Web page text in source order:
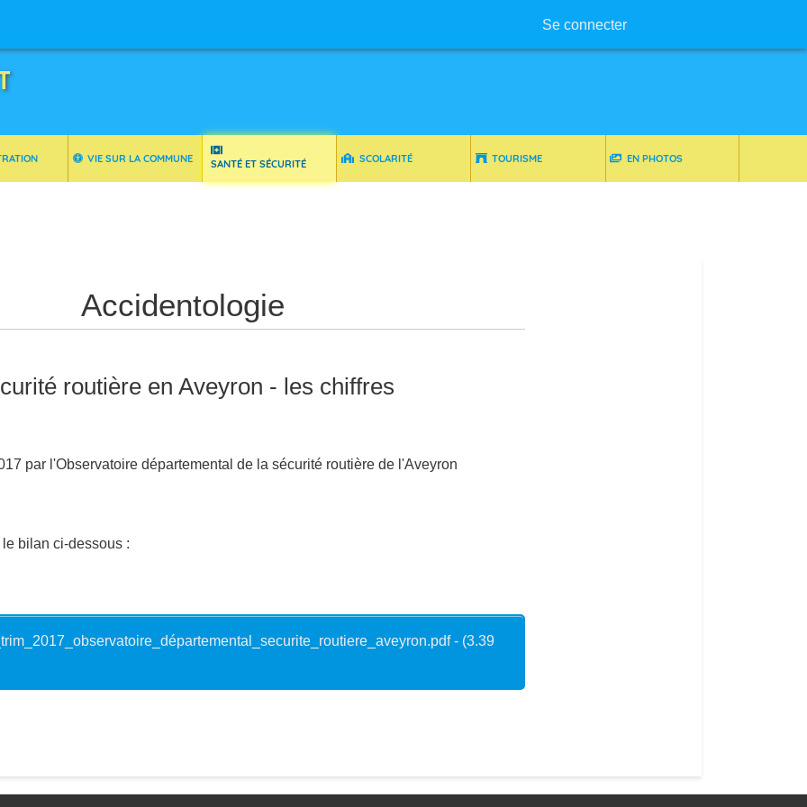
Se connecter
VIE SUR LA COMMUNE SANTÉ ET SÉCURITÉ SCOLARITÉ TOURISME EN PHOTOS
Accidentologie
routière en Aveyron - les chiffres
par l'Observatoire départemental de la sécurité routière de l'Aveyron
bilan ci-dessous :
- (3.39